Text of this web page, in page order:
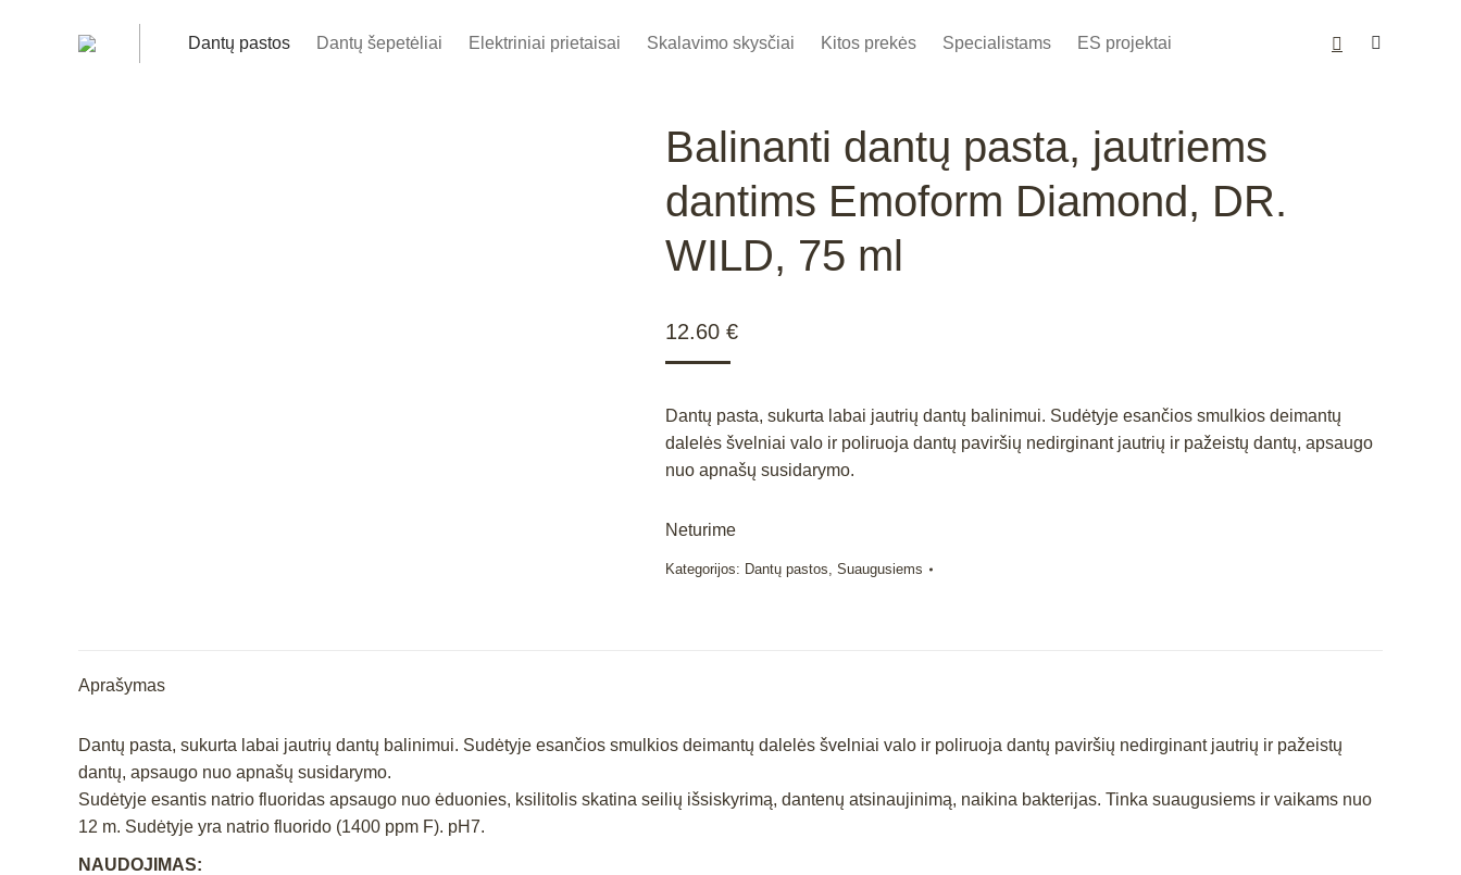
Dantų pastos Dantų šepetėliai Elektriniai prietaisai Skalavimo skysčiai Kitos prekės Specialistams ES projektai
Balinanti dantų pasta, jautriems
dantims Emoform Diamond, DR.
WILD, 75 ml
12.60 €
Dantų pasta, sukurta labai jautrių dantų balinimui. Sudėtyje esančios smulkios deimantų
dalelės švelniai valo ir poliruoja dantų paviršių nedirginant jautrių ir pažeistų dantų, apsaugo
nuo apnašų susidarymo.
Neturime
Kategorijos: Dantų pastos, Suaugusiems
Aprašymas
Dantų pasta, sukurta labai jautrių dantų balinimui. Sudėtyje esančios smulkios deimantų dalelės švelniai valo ir poliruoja dantų paviršių nedirginant jautrių ir pažeistų
dantų, apsaugo nuo apnašų susidarymo.
Sudėtyje esantis natrio fluoridas apsaugo nuo ėduonies, ksilitolis skatina seilių išsiskyrimą, dantenų atsinaujinimą, naikina bakterijas. Tinka suaugusiems ir vaikams nuo
12 m. Sudėtyje yra natrio fluorido (1400 ppm F). pH7.
NAUDOJIMAS: